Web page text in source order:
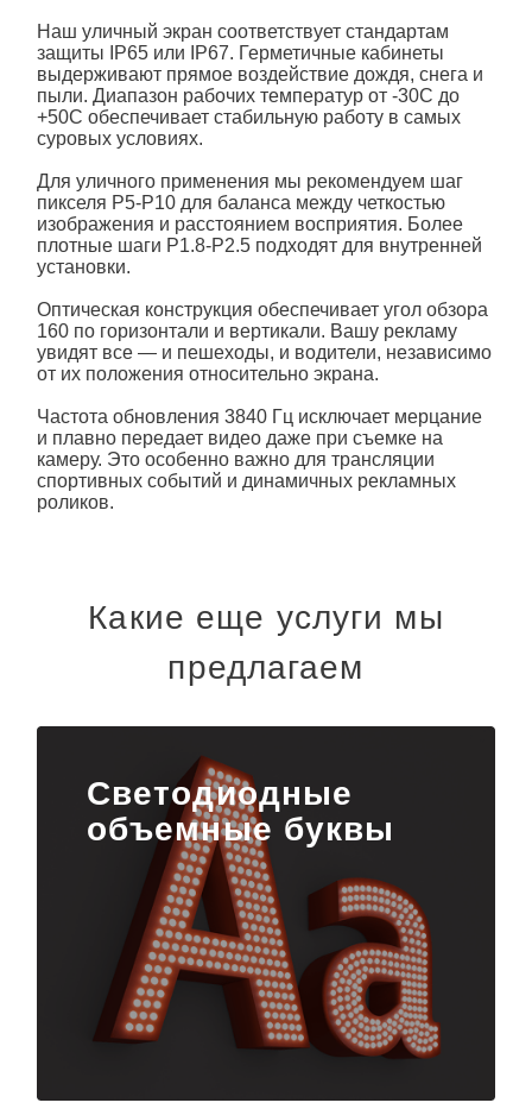
Наш уличный экран соответствует стандартам
защиты IP65 или IP67. Герметичные кабинеты
выдерживают прямое воздействие дождя, снега и
пыли. Диапазон рабочих температур от -30C до
+50C обеспечивает стабильную работу в самых
суровых условиях.
Для уличного применения мы рекомендуем шаг
пикселя P5-P10 для баланса между четкостью
изображения и расстоянием восприятия. Более
плотные шаги P1.8-P2.5 подходят для внутренней
установки.
Оптическая конструкция обеспечивает угол обзора
160 по горизонтали и вертикали. Вашу рекламу
увидят все — и пешеходы, и водители, независимо
от их положения относительно экрана.
Частота обновления 3840 Гц исключает мерцание
и плавно передает видео даже при съемке на
камеру. Это особенно важно для трансляции
спортивных событий и динамичных рекламных
роликов.
Какие еще услуги мы
предлагаем
Светодиодные
объемные буквы